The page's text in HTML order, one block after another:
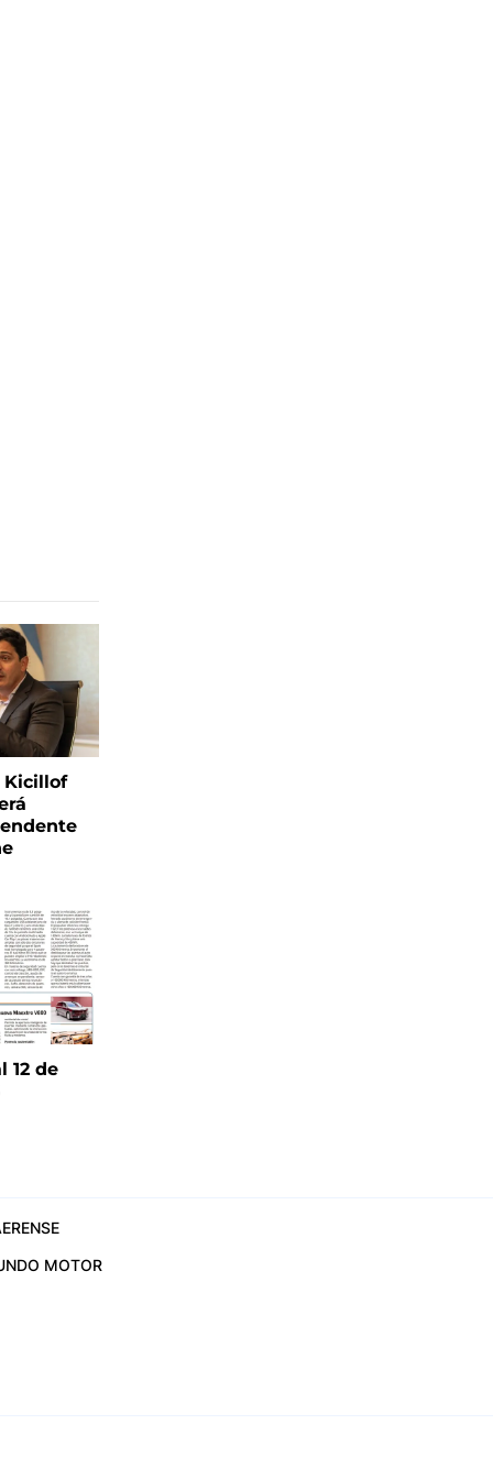
Kicillof
12 de
MOTOR